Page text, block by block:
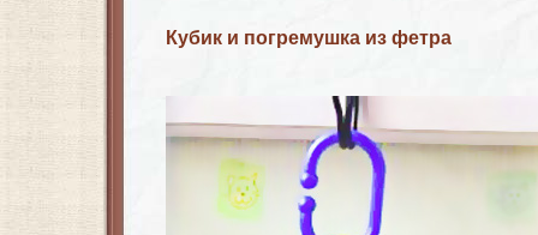
Кубик и погремушка из фетра